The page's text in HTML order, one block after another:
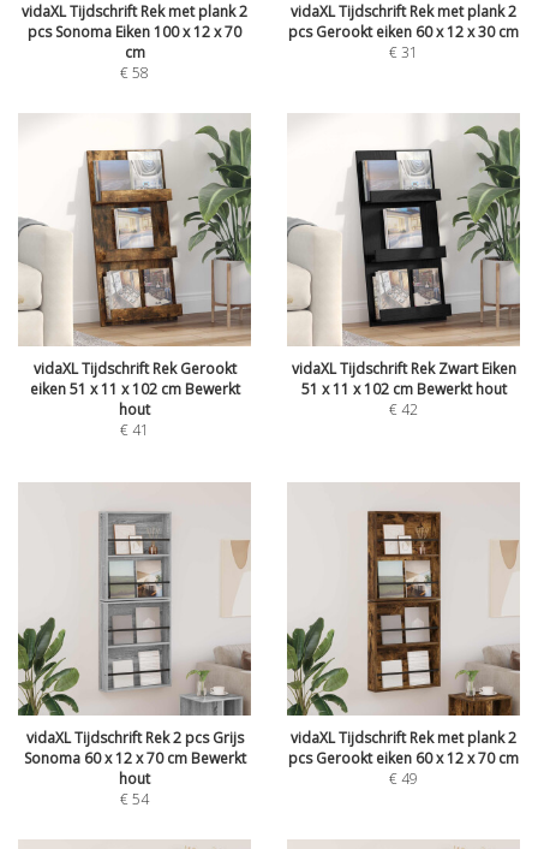
vidaXL Tijdschrift Rek met plank 2
pcs Sonoma Eiken 100 x 12 x 70
cm
€58
vidaXL Tijdschrift Rek met plank 2
pcs Gerookt eiken 60 x 12 x 30 cm
€31
vidaXL Tijdschrift Rek Gerookt
eiken 51 x 11 x 102 cm Bewerkt
hout
€41
vidaXL Tijdschrift Rek Zwart Eiken
51 x 11 x 102 cm Bewerkt hout
€42
vidaXL Tijdschrift Rek 2 pcs Grijs
Sonoma 60 x 12 x 70 cm Bewerkt
hout
€54
vidaXL Tijdschrift Rek met plank 2
pcs Gerookt eiken 60 x 12 x 70 cm
€49